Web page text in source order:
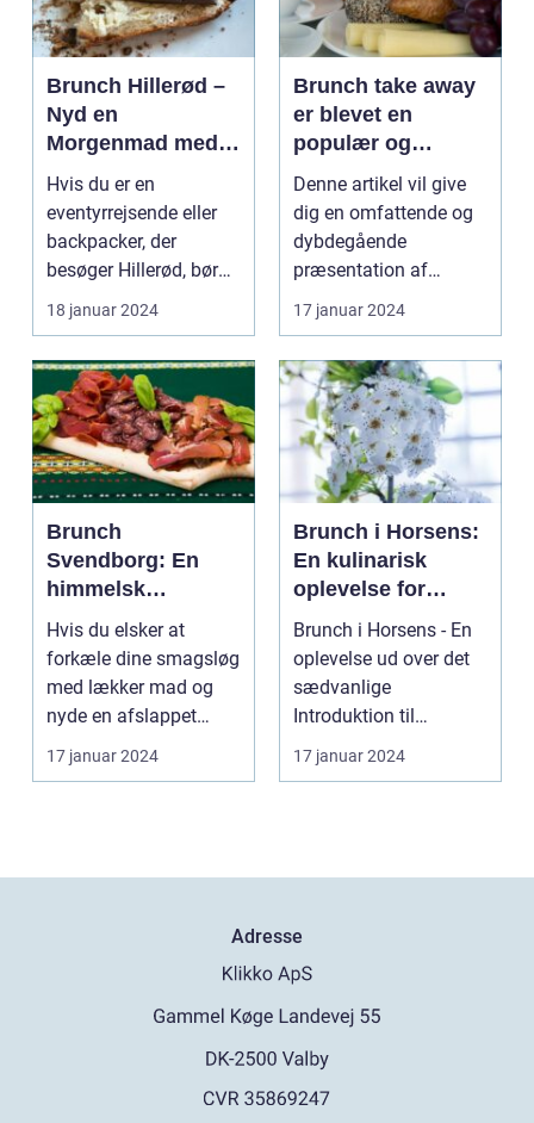
Brunch Hillerød –
Nyd en
Morgenmad med
Et Twist
Hvis du er en
eventyrrejsende eller
backpacker, der
besøger Hillerød, bør
du ikke gå glip af
byens f...
18 januar 2024
Brunch take away
er blevet en
populær og
praktisk måde at
nyde en lækker
brunchoplevelse
på, uanset hvor
man befinder sig
Denne artikel vil give
dig en omfattende og
dybdegående
præsentation af
brunch take away og
de vigti...
17 januar 2024
Brunch
Svendborg: En
himmelsk
oplevelse i hjertet
af Danmark
Hvis du elsker at
forkæle dine smagsløg
med lækker mad og
nyde en afslappet
atmosfære, så er
brunch ...
17 januar 2024
Brunch i Horsens:
En kulinarisk
oplevelse for
eventyrrejsende
og backpackere
Brunch i Horsens - En
oplevelse ud over det
sædvanlige
Introduktion til
brunchkulturen i
17 januar 2024
Adresse